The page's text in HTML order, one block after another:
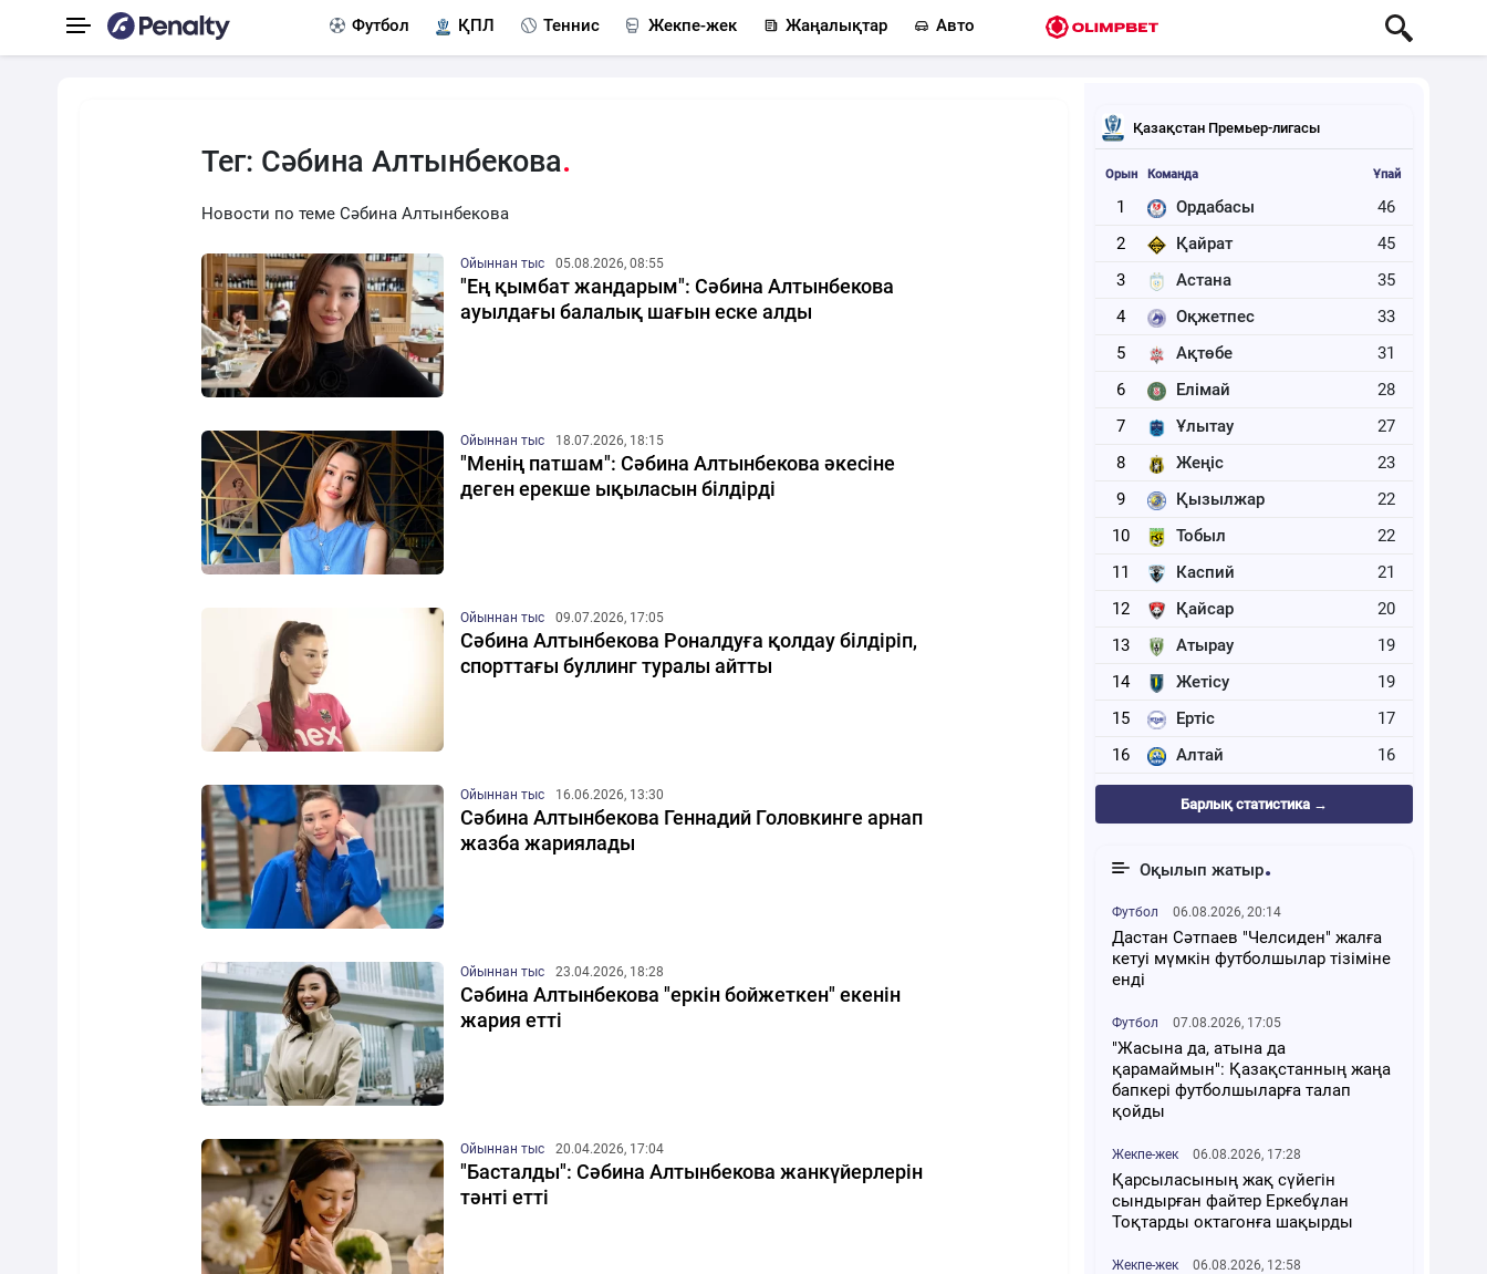
Футбол ҚПЛ Теннис Жекпе-жек Жаңалықтар Авто
Тег: Сәбина Алтынбекова
Новости по теме Сәбина Алтынбекова
Ойыннан тыс 05.08.2026, 08:55
"Ең қымбат жандарым": Сәбина Алтынбекова
ауылдағы балалық шағын еске алды
Ойыннан тыс 18.07.2026, 18:15
"Менің патшам": Сәбина Алтынбекова әкесіне
деген ерекше ықыласын білдірді
Ойыннан тыс 09.07.2026, 17:05
Сәбина Алтынбекова Роналдуға қолдау білдіріп,
спорттағы буллинг туралы айтты
Ойыннан тыс 16.06.2026, 13:30
Сәбина Алтынбекова Геннадий Головкинге арнап
жазба жариялады
Ойыннан тыс 23.04.2026, 18:28
Сәбина Алтынбекова "еркін бойжеткен" екенін
жария етті
Ойыннан тыс 20.04.2026, 17:04
"Басталды": Сәбина Алтынбекова жанкүйерлерін
тәнті етті
Қазақстан Премьер-лигасы
Орын Команда Ұпай
1 Ордабасы
46
2
Қайрат
45
3
Астана
35
4
Оқжетпес
33
5
Ақтөбе
31
6
Елімай
28
7
Ұлытау
27
8
Жеңіс
23
9
Қызылжар
22
10
Тобыл
22
11
Каспий
21
12
Қайсар
20
13
Атырау
19
14
Жетісу
19
15
Ертіс
17
16
Алтай 16
Барлық статистика →
Оқылып жатыр
Футбол 06.08.2026, 20:14
Дастан Сәтпаев "Челсиден" жалға
кетуі мүмкін футболшылар тізіміне
енді
Футбол 07.08.2026, 17:05
"Жасына да, атына да
қарамаймын": Қазақстанның жаңа
бапкері футболшыларға талап
қойды
Жекпе-жек 06.08.2026, 17:28
Қарсыласының жақ сүйегін
сындырған файтер Еркебұлан
Тоқтарды октагонға шақырды
Жекпе-жек 06.08.2026, 12:58